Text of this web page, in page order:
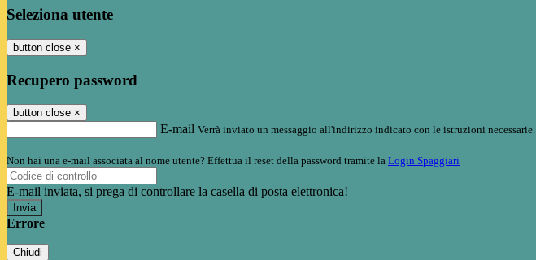
Seleziona utente
button close ×
Recupero password
button close ×
E-mail Verrà inviato un messaggio all'indirizzo indicato con le istruzioni necessarie.
Non hai una e-mail associata al nome utente? Effettua il reset della password tramite la Login Spaggiari
E-mail inviata, si prega di controllare la casella di posta elettronica!
Errore
Chiudi